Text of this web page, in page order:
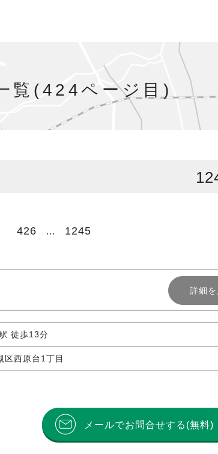
覧(424ページ目)
426 … 1245
詳細を
徒歩13分
区西原台1丁目
メールでお問合せする(無料)